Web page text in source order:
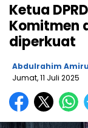
Ketua
Komitmen
diperkuat
Abdulrahim
Jumat, 11 Juli 2025